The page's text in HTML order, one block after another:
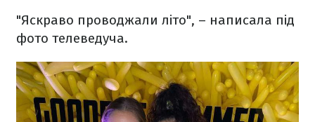
"Яскраво проводжали літо", – написала під
фото телеведуча.